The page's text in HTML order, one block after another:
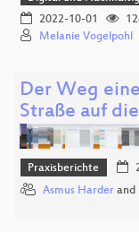
2022-10-01
Melanie Vogelpohl
Der Weg
Straße auf
Praxisberichte
Asmus Harder and